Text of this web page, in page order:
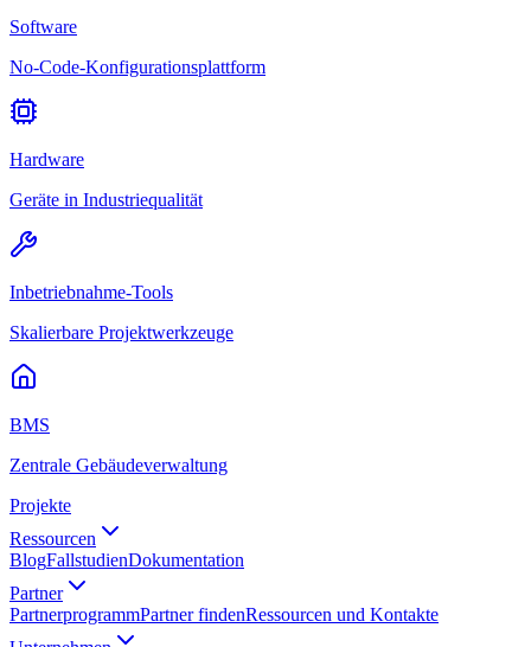
Software
No-Code-Konfigurationsplattform
Hardware
Geräte in Industriequalität
Inbetriebnahme-Tools
Skalierbare Projektwerkzeuge
BMS
Zentrale Gebäudeverwaltung
Projekte
Ressourcen
BlogFallstudienDokumentation
Partner
PartnerprogrammPartner findenRessourcen und Kontakte